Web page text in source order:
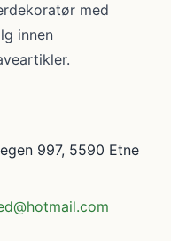
med
innen
997, 5590 Etne